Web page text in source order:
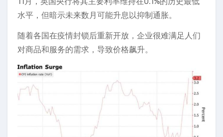
水平，但暗示未来数月可能升息以抑制通胀。
随着各国在疫情封锁后重新开放，企业很难满足人们
对商品和服务的需求，导致价格飙升。